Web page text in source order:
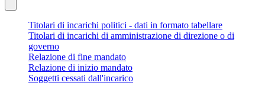
Titolari di incarichi politici - dati in formato tabellare
Titolari di incarichi di amministrazione di direzione o di
governo
Relazione di fine mandato
Relazione di inizio mandato
Soggetti cessati dall'incarico